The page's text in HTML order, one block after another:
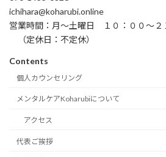
ichihara@koharubi.online
営業時間：月〜土曜日 １０：００〜２
（定休日：不定休）
Contents
個人カウンセリング
メンタルケアKoharubiについて
アクセス
代表ご挨拶